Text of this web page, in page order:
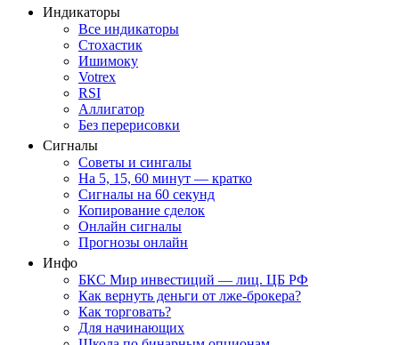
Индикаторы
Все индикаторы
Стохастик
Ишимоку
Votrex
RSI
Аллигатор
Без перерисовки
Сигналы
Советы и сингалы
На 5, 15, 60 минут — кратко
Сигналы на 60 секунд
Копирование сделок
Онлайн сигналы
Прогнозы онлайн
Инфо
БКС Мир инвестиций — лиц. ЦБ РФ
Как вернуть деньги от лже-брокера?
Как торговать?
Для начинающих